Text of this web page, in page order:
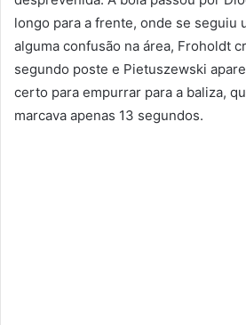
longo para a frente, onde se seguiu
alguma confusão na área, Froholdt
segundo poste e Pietuszewski
certo para empurrar para a baliza,
marcava apenas 13 segundos.